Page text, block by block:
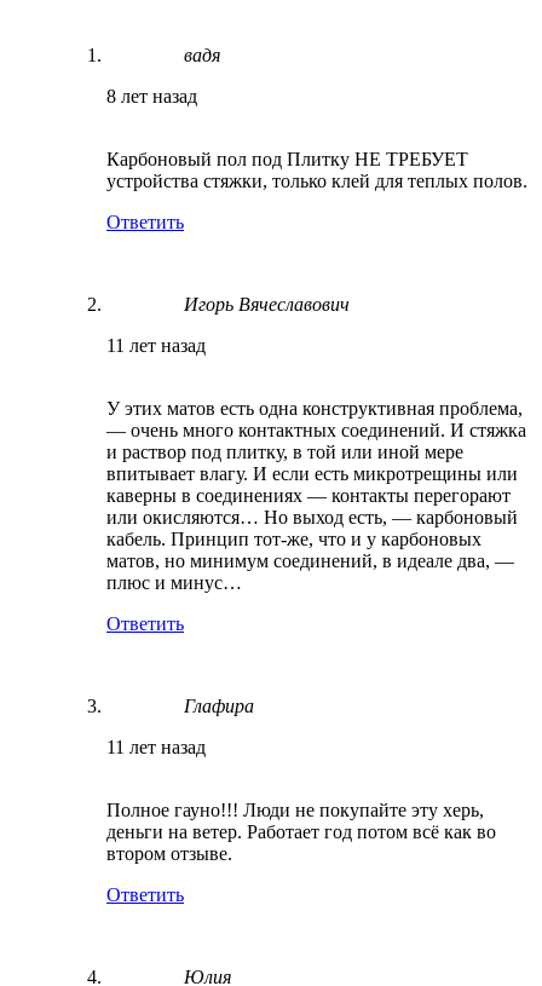
вадя
8 лет назад
Карбоновый пол под Плитку НЕ ТРЕБУЕТ
устройства стяжки, только клей для теплых полов.
Ответить
Игорь Вячеславович
11 лет назад
У этих матов есть одна конструктивная проблема,
— очень много контактных соединений. И стяжка
и раствор под плитку, в той или иной мере
впитывает влагу. И если есть микротрещины или
каверны в соединениях — контакты перегорают
или окисляются… Но выход есть, — карбоновый
кабель. Принцип тот-же, что и у карбоновых
матов, но минимум соединений, в идеале два, —
плюс и минус…
Ответить
Глафира
11 лет назад
Полное гауно!!! Люди не покупайте эту херь,
деньги на ветер. Работает год потом всё как во
втором отзыве.
Ответить
Юлия